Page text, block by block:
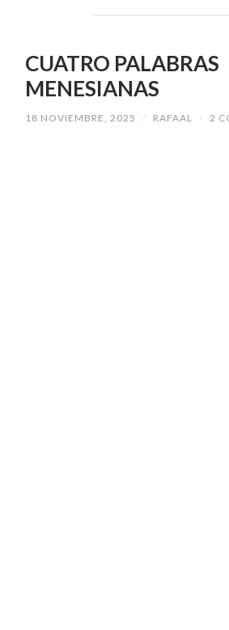
CUATRO PALABRAS
MENESIANAS
18 NOVIEMBRE, 2025 / RAFAAL / 2